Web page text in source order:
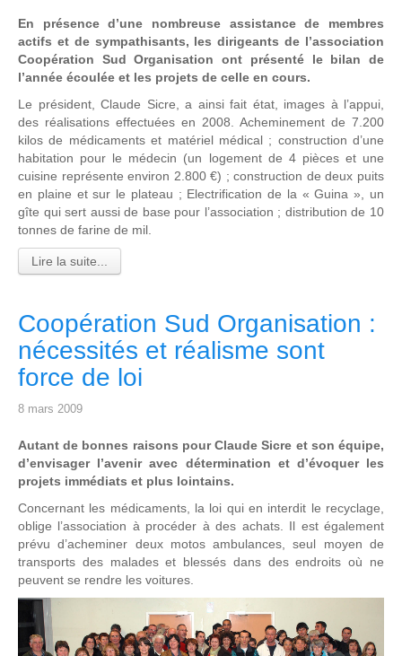
En présence d’une nombreuse assistance de membres
actifs et de sympathisants, les dirigeants de l’association
Coopération Sud Organisation ont présenté le bilan de
l’année écoulée et les projets de celle en cours.
Le président, Claude Sicre, a ainsi fait état, images à l’appui,
des réalisations effectuées en 2008. Acheminement de 7.200
kilos de médicaments et matériel médical ; construction d’une
habitation pour le médecin (un logement de 4 pièces et une
cuisine représente environ 2.800 €) ; construction de deux puits
en plaine et sur le plateau ; Electrification de la « Guina », un
gîte qui sert aussi de base pour l’association ; distribution de 10
tonnes de farine de mil.
Lire la suite...
Coopération Sud Organisation :
nécessités et réalisme sont
force de loi
8 mars 2009
Autant de bonnes raisons pour Claude Sicre et son équipe,
d’envisager l’avenir avec détermination et d’évoquer les
projets immédiats et plus lointains.
Concernant les médicaments, la loi qui en interdit le recyclage,
oblige l’association à procéder à des achats. Il est également
prévu d’acheminer deux motos ambulances, seul moyen de
transports des malades et blessés dans des endroits où ne
peuvent se rendre les voitures.